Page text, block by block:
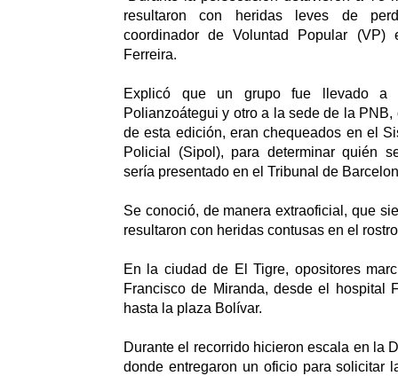
resultaron con heridas leves de
coordinador de Voluntad Popular (VP)
Ferreira.
Explicó que un grupo fue llevado a
Polianzoátegui y otro a la sede de la
de esta edición, eran chequeados en el
Policial (Sipol), para determinar quién
sería presentado en el Tribunal de
Se conoció, de manera extraoficial, que
resultaron con heridas contusas en el
En la ciudad de El Tigre, opositores
Francisco de Miranda, desde el hospital
hasta la plaza Bolívar.
Durante el recorrido hicieron escala en la
donde entregaron un oficio para solicitar